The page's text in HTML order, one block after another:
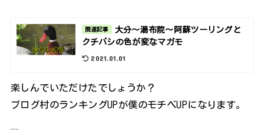
関連記事
大分～湯布院～阿蘇ツーリングと
クチバシの色が変なマガモ
2021.01.01
楽しんでいただけたでしょうか？
ブログ村のランキングUPが僕のモチベUPになります。